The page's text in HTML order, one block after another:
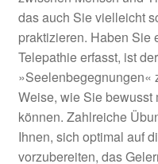
das auch Sie vielleicht
praktizieren. Haben Sie
Telepathie erfasst, ist
»Seelenbegegnungen«
Weise, wie Sie bewusst
können. Zahlreiche
Ihnen, sich optimal auf
vorzubereiten, das